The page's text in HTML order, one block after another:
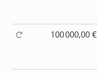
100 000,00 €